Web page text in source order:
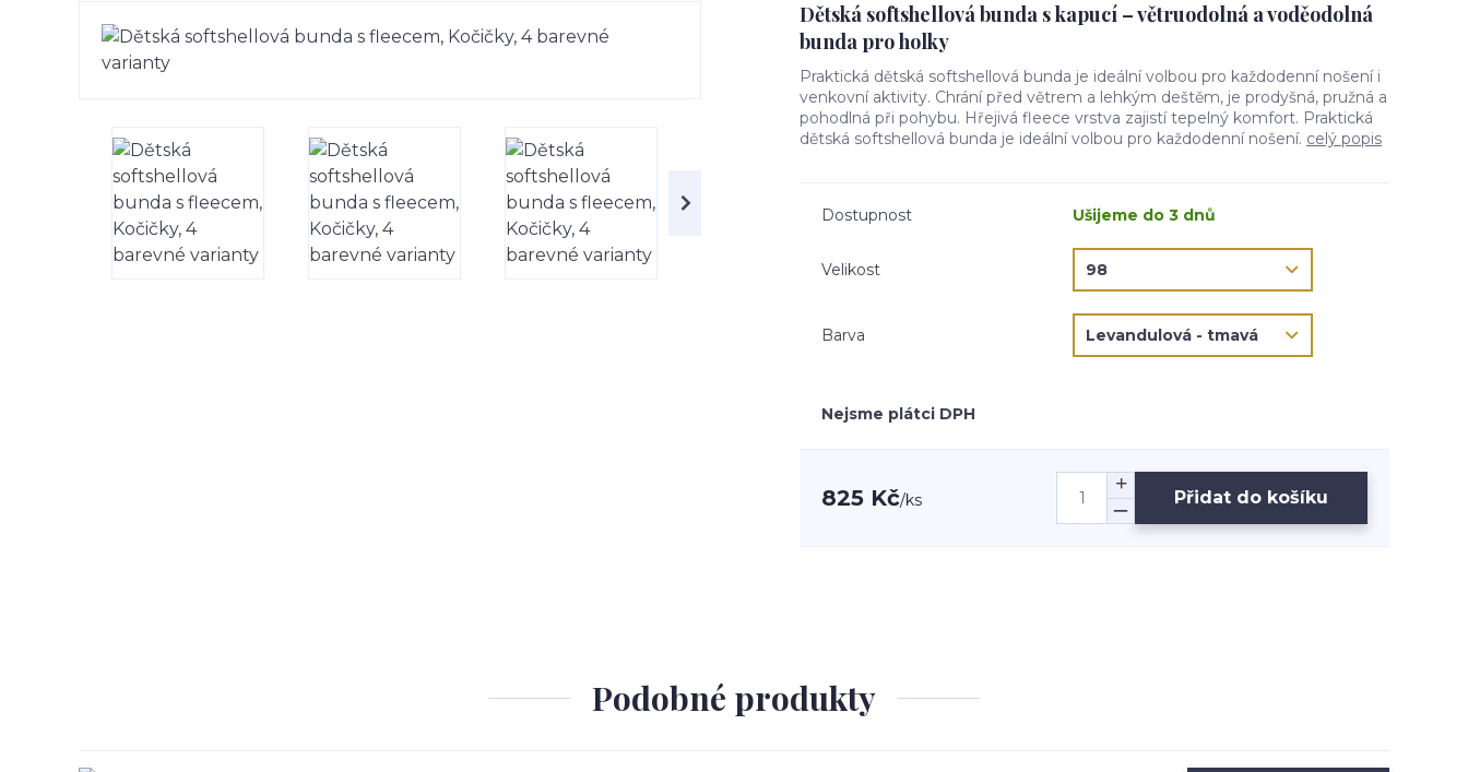
Dětská softshellová bunda s kapucí – větruodolná a voděodolná
bunda pro holky
Praktická dětská softshellová bunda je ideální volbou pro každodenní nošení i
venkovní aktivity. Chrání před větrem a lehkým deštěm, je prodyšná, pružná a
pohodlná při pohybu. Hřejivá fleece vrstva zajistí tepelný komfort. Praktická
dětská softshellová bunda je ideální volbou pro každodenní nošení. celý popis
Dostupnost Ušijeme do 3 dnů
Velikost
Barva
Nejsme plátci DPH
825 Kč/ks Přidat do košíku
Podobné produkty